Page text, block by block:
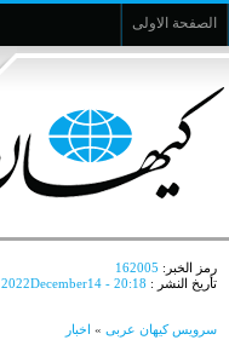
الصفحة الاولى
رمز الخبر: 162005
تأريخ النشر : 2022December14 - 20:18
سرویس کیهان عربی » اخبار